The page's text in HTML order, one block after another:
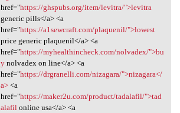
href="https://ghspubs.org/item/levitra/">levitra
generic pills</a> <a
href="https://a1sewcraft.com/plaquenil/">lowest
price generic plaquenil</a> <a
href="https://myhealthincheck.com/nolvadex/">bu
ynolvadex on line</a> <a
href="https://drgranelli.com/nizagara/">nizagara</
a><a
href="https://maker2u.com/product/tadalafil/">tad
alafilonline usa</a> <a